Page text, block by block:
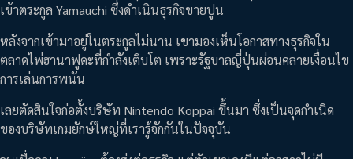
เข้าตระกูล Yamauchi ซึ่งดำเนินธุรกิจขายปูน
หลังจากเข้ามาอยู่ในตระกูลไม่นาน เขามองเห็นโอกาสทางธุรกิจใน
ตลาดไพ่ฮานาฟูดะที่กำลังเติบโต เพราะรัฐบาลญี่ปุ่นผ่อนคลายเงื่อนไข
การเล่นการพนัน
เลยตัดสินใจก่อตั้งบริษัท Nintendo Koppai ขึ้นมา ซึ่งเป็นจุดกำเนิด
ของบริษัทเกมยักษ์ใหญ่ที่เรารู้จักกันในปัจจุบัน